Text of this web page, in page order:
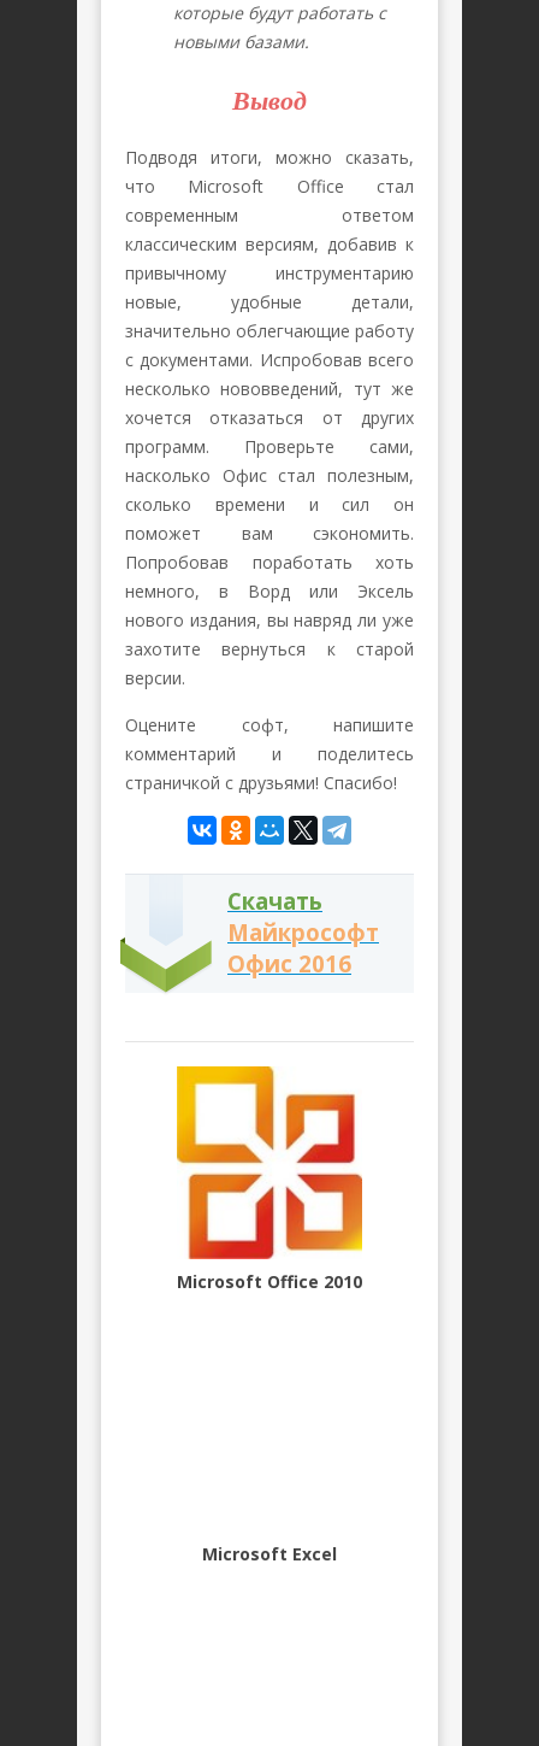
которые будут работать с
новыми базами.
Вывод
Подводя итоги, можно сказать,
что Microsoft Office стал
современным ответом
классическим версиям, добавив к
привычному инструментарию
новые, удобные детали,
значительно облегчающие работу
с документами. Испробовав всего
несколько нововведений, тут же
хочется отказаться от других
программ. Проверьте сами,
насколько Офис стал полезным,
сколько времени и сил он
поможет вам сэкономить.
Попробовав поработать хоть
немного, в Ворд или Эксель
нового издания, вы навряд ли уже
захотите вернуться к старой
версии.
Оцените софт, напишите
комментарий и поделитесь
страничкой с друзьями! Спасибо!
Скачать
Майкрософт
Офис 2016
Microsoft Office 2010
Microsoft Excel